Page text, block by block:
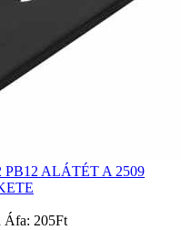
ALÁTÉT A 2509
Áfa: 205Ft